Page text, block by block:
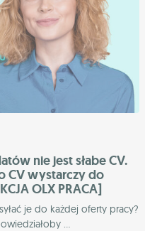
nie jest słabe CV.
CV wystarczy do
OLX PRACA]
je do każdej oferty pracy?
...